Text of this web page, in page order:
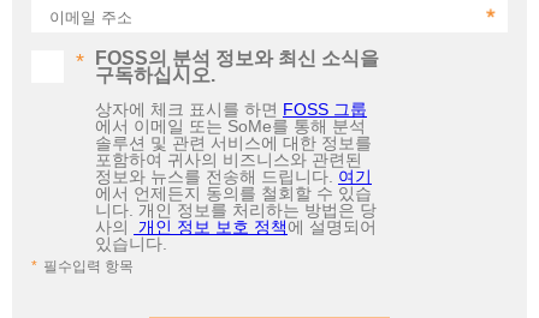
이메일 주소
FOSS의 분석 정보와 최신 소식을
구독하십시오.
상자에 체크 표시를 하면 FOSS 그룹
에서 이메일 또는 SoMe를 통해 분석
솔루션 및 관련 서비스에 대한 정보를
포함하여 귀사의 비즈니스와 관련된
정보와 뉴스를 전송해 드립니다. 여기
에서 언제든지 동의를 철회할 수 있습
니다. 개인 정보를 처리하는 방법은 당
사의
개인 정보 보호 정책에 설명되어
있습니다.
필수입력 항목